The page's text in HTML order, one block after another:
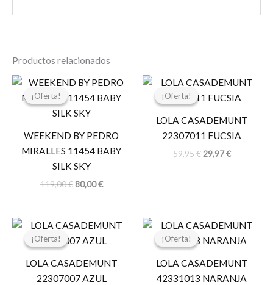
Productos relacionados
¡Oferta!
¡Oferta!
WEEKEND BY PEDRO
MIRALLES 11454 BABY
SILK SKY
119,00€
El
original
era:
80,00€
El
actual
¡Oferta!
¡Oferta!
LOLA CASADEMUNT
22307011 FUCSIA
59,95€
El
original
59,95 €.
29,97€
El
actual
29,97 €.
¡Oferta!
¡Oferta!
LOLA CASADEMUNT
22307007 AZUL
El
original
29,95 €.
El
actual
14,97 €.
¡Oferta!
¡Oferta!
LOLA CASADEMUNT
42331013 NARANJA
El
original
99,00 €.
El
actual
49,50 €.